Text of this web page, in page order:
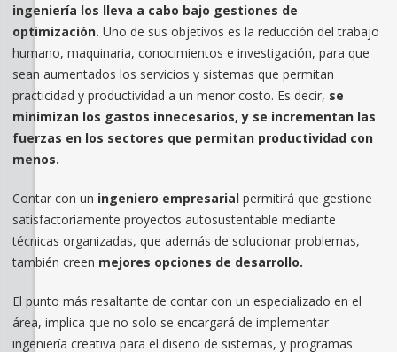
ingeniería los lleva a cabo bajo gestiones de
optimización. Uno de sus objetivos es la reducción del trabajo
humano, maquinaria, conocimientos e investigación, para que
sean aumentados los servicios y sistemas que permitan
practicidad y productividad a un menor costo. Es decir, se
minimizan los gastos innecesarios, y se incrementan las
fuerzas en los sectores que permitan productividad con
menos.
Contar con un ingeniero empresarialpermitirá que gestione
satisfactoriamente proyectos autosustentable mediante
técnicas organizadas, que además de solucionar problemas,
también creen mejores opciones de desarrollo.
El punto más resaltante de contar con un especializado en el
área, implica que no solo se encargará de implementar
ingeniería creativa para el diseño de sistemas, y programas